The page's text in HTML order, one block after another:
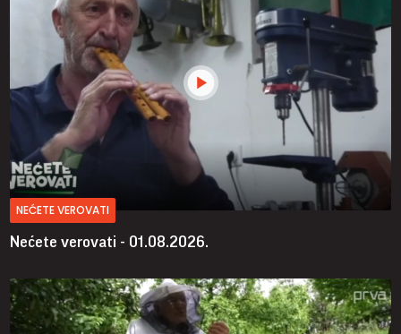
NEĆETE VEROVATI
Nećete verovati - 01.08.2026.